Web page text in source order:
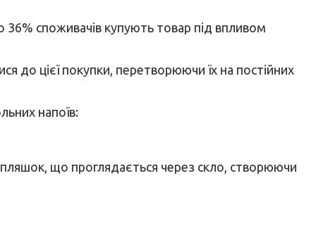
36% споживачів купують товар під впливом
до цієї покупки, перетворюючи їх на постійних
напоїв:
пляшок, що проглядається через скло, створюючи